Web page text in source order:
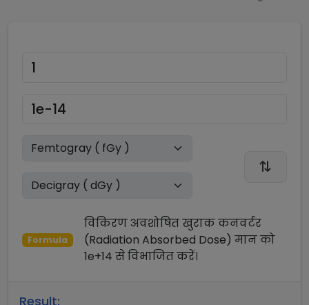
Formula
विकिरण अवशोषित खुराक कनवर्टर
(Radiation Absorbed Dose) मान को
1e+14 सेविभाजितकरें।
Result: